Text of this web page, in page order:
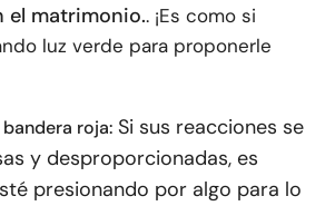
el matrimonio.. ¡Es como si
luz verde para proponerle
roja: Si sus reacciones se
y desproporcionadas, es
presionando por algo para lo